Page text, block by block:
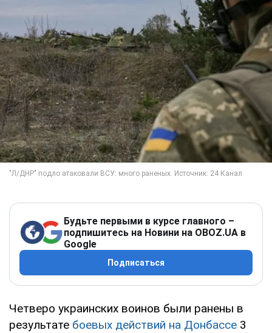
Будьте первыми в курсе главного –
подпишитесь на Новини на OBOZ.UA в
Google
Подписаться
Четверо украинских воинов были ранены в
результате боевых действий на Донбассе 3